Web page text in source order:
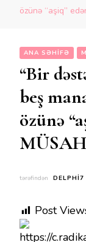
özünə “aşiq”
ANA SƏHIFƏ
“Bir
beş
özünə
tərəfindən DELPHI7
Post